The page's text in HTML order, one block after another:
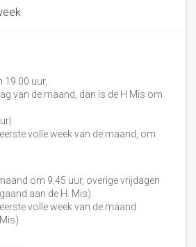
19.00 uur,
van de maand, dan is de H Mis om
volle week van de maand, om
om 9.45 uur, overige vrijdagen
aan de H. Mis).
volle week van de maand